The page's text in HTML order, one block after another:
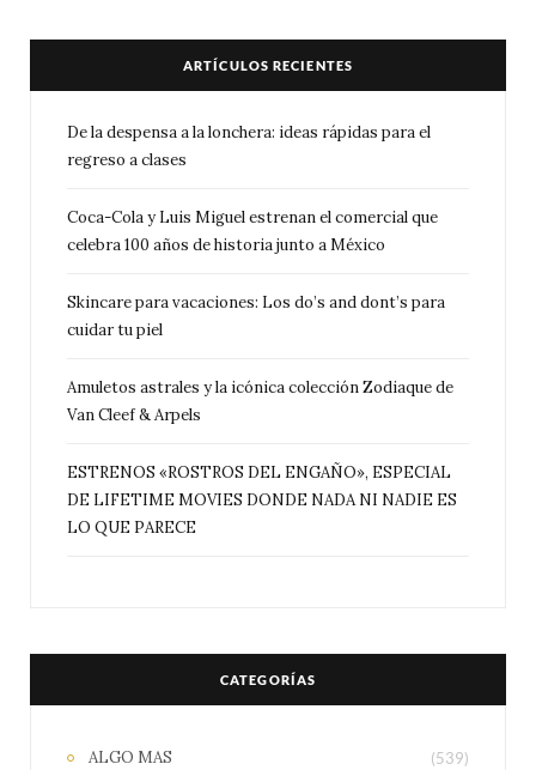
ARTÍCULOS RECIENTES
De la despensa a la lonchera: ideas rápidas para el
regreso a clases
Coca-Cola y Luis Miguel estrenan el comercial que
celebra 100 años de historia junto a México
Skincare para vacaciones: Los do’s and dont’s para
cuidar tu piel
Amuletos astrales y la icónica colección Zodiaque de
Van Cleef & Arpels
ESTRENOS «ROSTROS DEL ENGAÑO», ESPECIAL
DE LIFETIME MOVIES DONDE NADA NI NADIE ES
LO QUE PARECE
CATEGORÍAS
ALGO MAS (539)